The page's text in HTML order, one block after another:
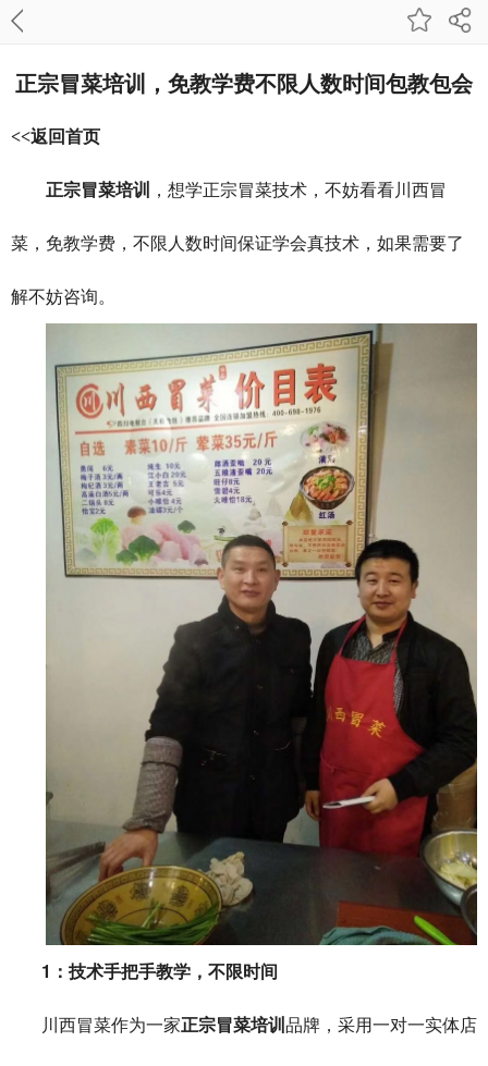
正宗冒菜培训，免教学费不限人数时间包教包会
<<返回首页
正宗冒菜培训 ，想学正宗冒菜技术，不妨看看川西冒
菜，免教学费，不限人数时间保证学会真技术，如果需要了
解不妨咨询。
1 ：技术手把手教学，不限时间
川西冒菜作为一家正宗冒菜培训 品牌，采用一对一实体店